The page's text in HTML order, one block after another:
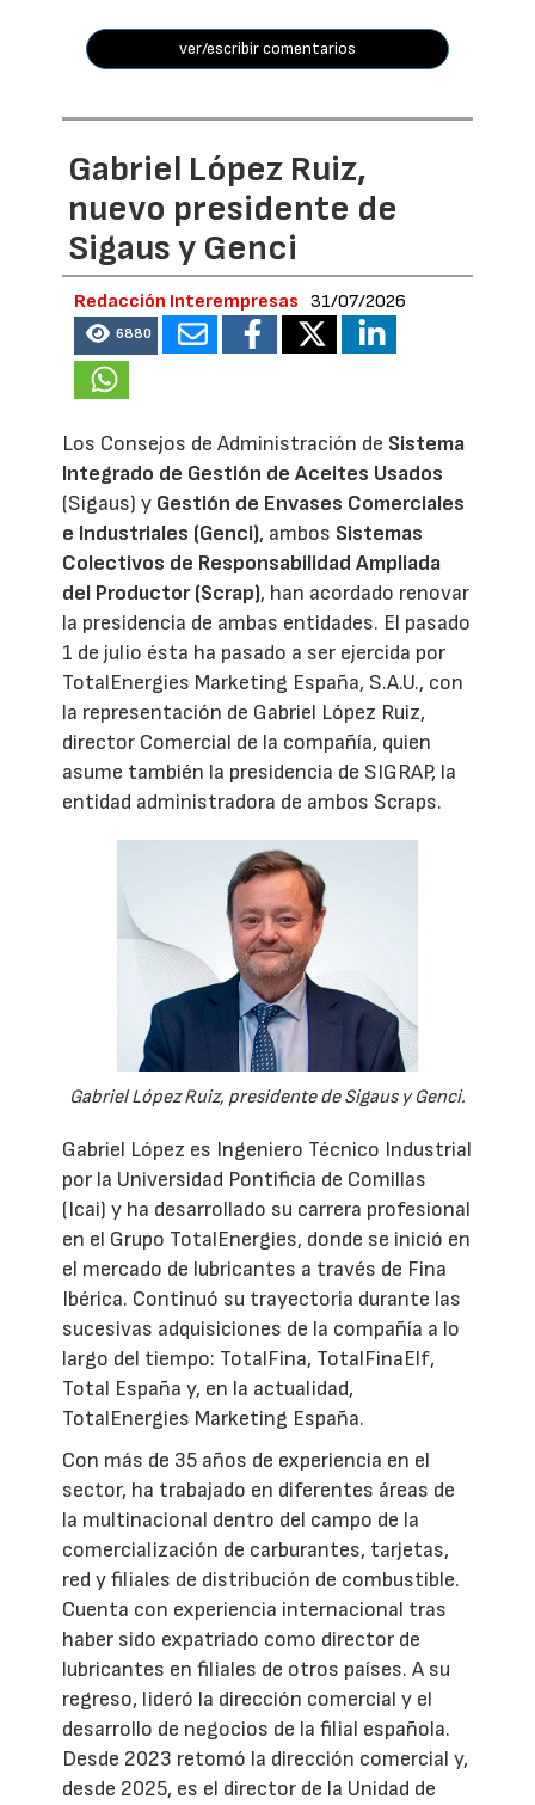
ver/escribir comentarios
Gabriel López Ruiz,
nuevo presidente de
Sigaus y Genci
Redacción Interempresas 31/07/2026
6880
Los Consejos de Administración de Sistema
Integrado de Gestión de Aceites Usados
(Sigaus) y Gestión de Envases Comerciales
e Industriales (Genci), ambos Sistemas
Colectivos de Responsabilidad Ampliada
del Productor (Scrap), han acordado renovar
la presidencia de ambas entidades. El pasado
1 de julio ésta ha pasado a ser ejercida por
TotalEnergies Marketing España, S.A.U., con
la representación de Gabriel López Ruiz,
director Comercial de la compañía, quien
asume también la presidencia de SIGRAP, la
entidad administradora de ambos Scraps.
Gabriel López Ruiz, presidente de Sigaus y Genci.
Gabriel López es Ingeniero Técnico Industrial
por la Universidad Pontificia de Comillas
(Icai) y ha desarrollado su carrera profesional
en el Grupo TotalEnergies, donde se inició en
el mercado de lubricantes a través de Fina
Ibérica. Continuó su trayectoria durante las
sucesivas adquisiciones de la compañía a lo
largo del tiempo: TotalFina, TotalFinaElf,
Total España y, en la actualidad,
TotalEnergies Marketing España.
Con más de 35 años de experiencia en el
sector, ha trabajado en diferentes áreas de
la multinacional dentro del campo de la
comercialización de carburantes, tarjetas,
red y filiales de distribución de combustible.
Cuenta con experiencia internacional tras
haber sido expatriado como director de
lubricantes en filiales de otros países. A su
regreso, lideró la dirección comercial y el
desarrollo de negocios de la filial española.
Desde 2023 retomó la dirección comercial y,
desde 2025, es el director de la Unidad de